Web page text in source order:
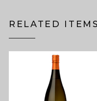
RELATED ITEMS